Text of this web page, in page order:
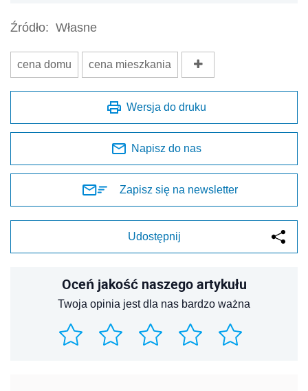
Źródło: Własne
cena domu cena mieszkania
Wersja do druku
Napisz do nas
Zapisz się na newsletter
Udostępnij
Oceń jakość naszego artykułu
Twoja opinia jest dla nas bardzo ważna